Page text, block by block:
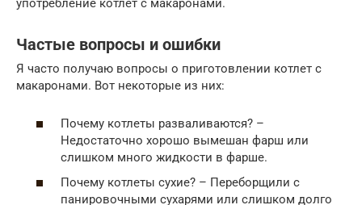
употребление котлет с макаронами.
Частые вопросы и ошибки
Я часто получаю вопросы о приготовлении котлет с
макаронами. Вот некоторые из них:
Почему котлеты разваливаются? –
Недостаточно хорошо вымешан фарш или
слишком много жидкости в фарше.
Почему котлеты сухие? – Переборщили с
панировочными сухарями или слишком долго